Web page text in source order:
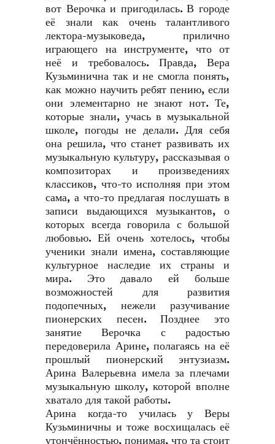
вот Верочка и пригодилась. В городе
её знали как очень талантливого
лектора-музыковеда, прилично
играющего на инструменте, что от
неё и требовалось. Правда, Вера
Кузьминична так и не смогла понять,
как можно научить ребят пению, если
они элементарно не знают нот. Те,
которые знали, учась в музыкальной
школе, погоды не делали. Для себя
она решила, что станет развивать их
музыкальную культуру, рассказывая о
композиторах и произведениях
классиков, что-то исполняя при этом
сама, а что-то предлагая послушать в
записи выдающихся музыкантов, о
которых всегда говорила с большой
любовью. Ей очень хотелось, чтобы
ученики знали имена, составляющие
культурное наследие их страны и
мира. Это давало ей больше
возможностей для развития
подопечных, нежели разучивание
пионерских песен. Позднее это
занятие Верочка с радостью
передоверила Арине, полагаясь на её
прошлый пионерский энтузиазм.
Арина Валерьевна имела за плечами
музыкальную школу, которой вполне
хватало для такой работы.
Арина когда-то училась у Веры
Кузьминичны и тоже восхищалась её
утончённостью, понимая, что та стоит